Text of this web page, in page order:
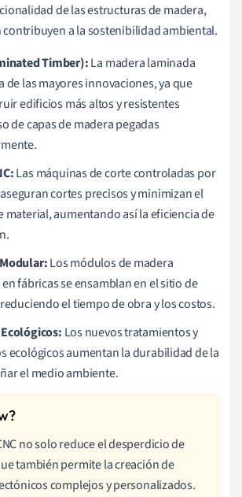
de las estructuras de madera,
a la sostenibilidad ambiental.
Timber):La madera laminada
de las mayores innovaciones, ya que
edificios más altos y resistentes
de capas de madera pegadas
Las máquinas de corte controladas por
cortes precisos y minimizan el
material, aumentando así la eficiencia de
Los módulos de madera
fábricas se ensamblan en el sitio de
el tiempo de obra y los costos.
Los nuevos tratamientos y
ecológicos aumentan la durabilidad de la
el medio ambiente.
no solo reduce el desperdicio de
también permite la creación de
complejos y personalizados.